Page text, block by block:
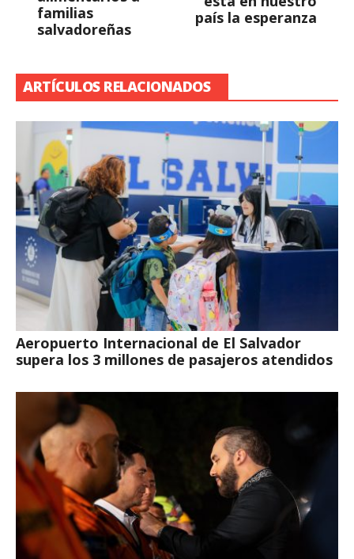
familias
salvadoreñas
país la esperanza
ARTÍCULOS RELACIONADOS
Aeropuerto Internacional de El Salvador
supera los 3 millones de pasajeros atendidos